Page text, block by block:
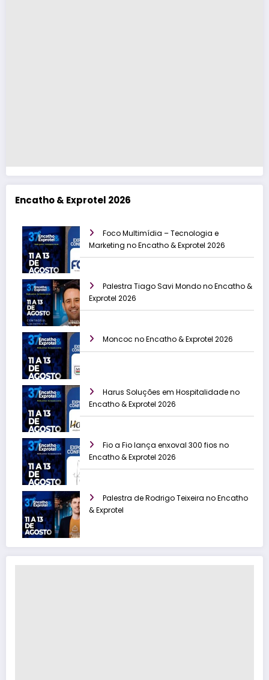
Encatho & Exprotel 2026
Foco Multimídia – Tecnologia e
Marketing no Encatho & Exprotel 2026
Palestra Tiago Savi Mondo no Encatho &
Exprotel 2026
Moncoc no Encatho & Exprotel 2026
Harus Soluções em Hospitalidade no
Encatho & Exprotel 2026
Fio a Fio lança enxoval 300 fios no
Encatho & Exprotel 2026
Palestra de Rodrigo Teixeira no Encatho
& Exprotel